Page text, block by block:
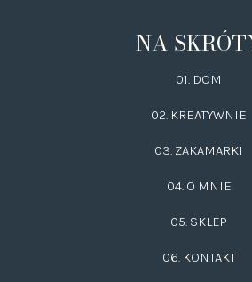
NA
01. DOM
02. KREATYWNIE
03. ZAKAMARKI
04. O MNIE
05. SKLEP
06. KONTAKT